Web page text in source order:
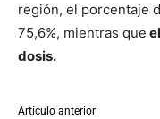
región, el porcentaje
75,6%, mientras que
dosis.
Artículo anterior